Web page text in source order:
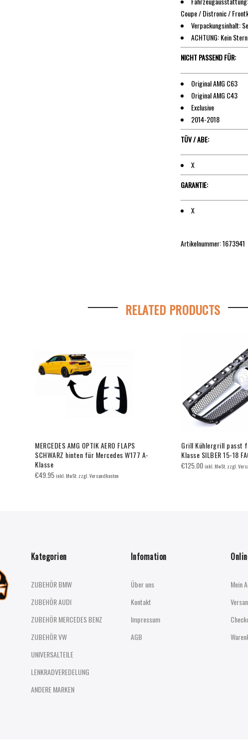
Coupe / Distronic /
Verpackungsinhalt:
ACHTUNG: Kein
NICHT PASSEND FÜR:
Original AMG C63
Original AMG C43
Exclusive
2014-2018
TÜV / ABE:
X
GARANTIE:
X
Artikelnummer: 1673941
RELATED PRODUCTS
MERCEDES AMG OPTIK AERO FLAPS
SCHWARZ hinten für Mercedes W177 A-
Klasse
€49.95inkl. MwSt. zzgl. Versandkosten
Grill Kühlergrill passt
Klasse SILBER 15-18
€125.00inkl. MwSt. zzgl.
Kategorien
ZUBEHÖR BMW
ZUBEHÖR AUDI
ZUBEHÖR MERCEDES BENZ
ZUBEHÖR VW
UNIVERSALTEILE
LENKRADVEREDELUNG
ANDERE MARKEN
Infomation
Über uns
Kontakt
Impressum
AGB
Mein